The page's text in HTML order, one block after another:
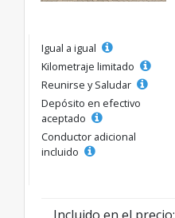
Igual a igual
Kilometraje limitado
Reunirse y Saludar
Depósito en efectivo
aceptado
Conductor adicional
incluido